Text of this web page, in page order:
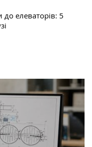
елеваторів: 5